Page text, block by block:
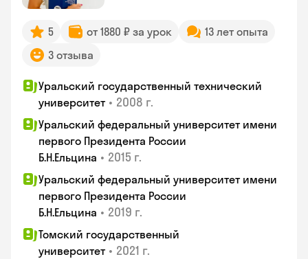
5 от 1880 ₽ за урок
13 лет опыта
3 отзыва
Уральский государственный технический
университет • 2008 г.
Уральский федеральный университет имени
первого Президента России
Б.Н.Ельцина • 2015 г.
Уральский федеральный университет имени
первого Президента России
Б.Н.Ельцина • 2019 г.
Томский государственный
университет • 2021 г.